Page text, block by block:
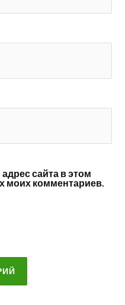
сайта в этом
моих комментариев.